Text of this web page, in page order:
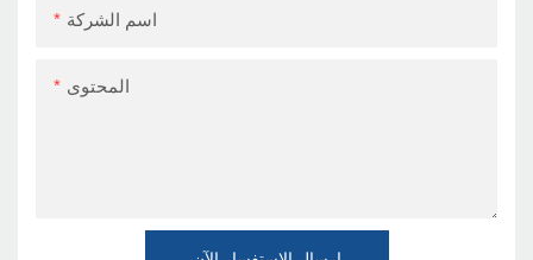
اسم الشركة
المحتوى